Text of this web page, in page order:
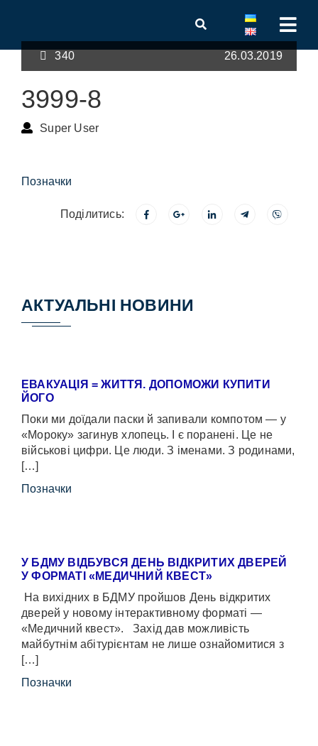
340 26.03.2019
3999-8
Super User
Позначки
Поділитись:
АКТУАЛЬНІ НОВИНИ
ЕВАКУАЦІЯ = ЖИТТЯ. ДОПОМОЖИ КУПИТИ
ЙОГО
Поки ми доїдали паски й запивали компотом — у
«Мороку» загинув хлопець. І є поранені. Це не
військові цифри. Це люди. З іменами. З родинами,
[…]
Позначки
У БДМУ ВІДБУВСЯ ДЕНЬ ВІДКРИТИХ ДВЕРЕЙ
У ФОРМАТІ «МЕДИЧНИЙ КВЕСТ»
На вихідних в БДМУ пройшов День відкритих
дверей у новому інтерактивному форматі —
«Медичний квест». Захід дав можливість
майбутнім абітурієнтам не лише ознайомитися з
[…]
Позначки